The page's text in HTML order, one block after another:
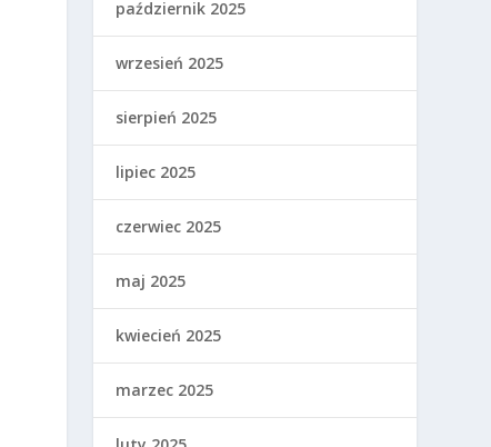
październik 2025
wrzesień 2025
sierpień 2025
lipiec 2025
czerwiec 2025
maj 2025
kwiecień 2025
marzec 2025